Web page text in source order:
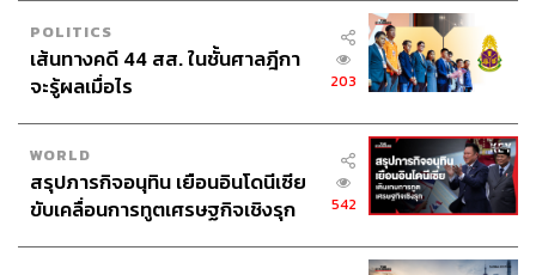
POLITICS
เส้นทางคดี 44 สส. ในชั้นศาลฎีกา
จะรู้ผลเมื่อไร
203
WORLD
สรุปภารกิจอนุทิน เยือนอินโดนีเซีย
ขับเคลื่อนการทูตเศรษฐกิจเชิงรุก
542